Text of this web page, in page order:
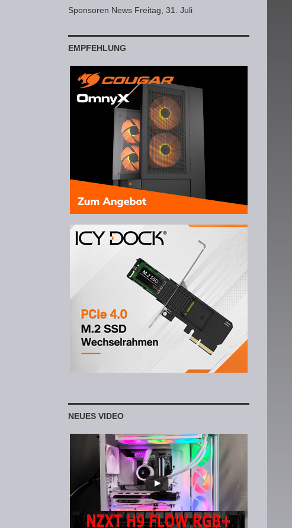
Sponsoren News Freitag, 31. Juli
EMPFEHLUNG
NEUES VIDEO